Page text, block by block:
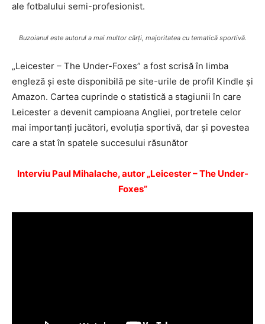
ale fotbalului semi-profesionist.
Buzoianul este autorul a mai multor cărţi, majoritatea cu tematică sportivă.
„Leicester – The Under-Foxes” a fost scrisă în limba
engleză şi este disponibilă pe site-urile de profil Kindle şi
Amazon. Cartea cuprinde o statistică a stagiunii în care
Leicester a devenit campioana Angliei, portretele celor
mai importanţi jucători, evoluţia sportivă, dar şi povestea
care a stat în spatele succesului răsunător
Interviu Paul Mihalache, autor „Leicester – The Under-
Foxes”